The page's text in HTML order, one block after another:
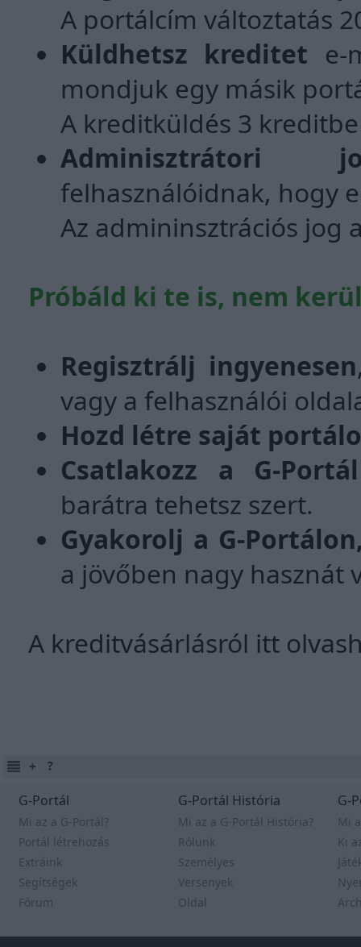
A portálcím változtatás
Küldhetsz kreditet e-
mondjuk egy másik
A kreditküldés 3
Adminisztrátori
felhasználóidnak, hogy
Az admininsztrációs jog
Próbáld ki te is, nem
Regisztrálj ingyenesen
vagy a felhasználói
Hozd létre saját
Csatlakozz a G-
barátra tehetsz szert.
Gyakorolj a G-
a jövőben nagy hasznát
A kreditvásárlásról itt
G-Portál
Mi az a G-Portál?
Portál létrehozás
Extráink
Segítségek
Fórum
G-Portál História
Mi az a G-Portál História?
Rólunk
Személyes
Versenyek
Oldal
G-
Mi
Ki